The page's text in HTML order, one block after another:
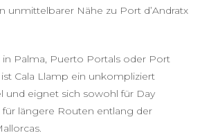
unmittelbarer Nähe zu Port d’Andratx
in Palma, Puerto Portals oder Port
Cala Llamp ein unkompliziert
und eignet sich sowohl für Day
für längere Routen entlang der